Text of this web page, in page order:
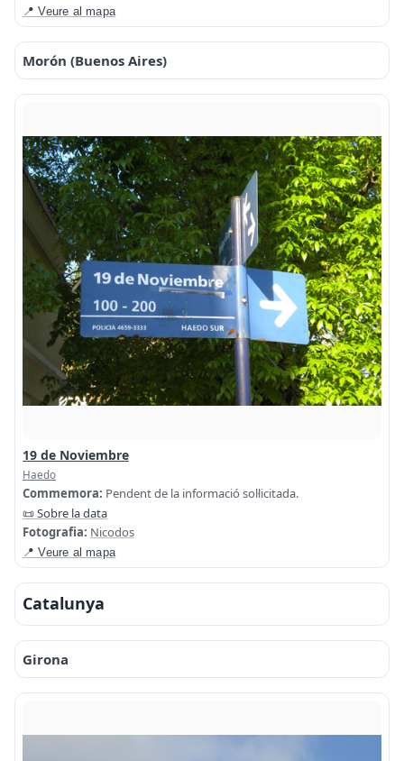
📍 Veure al mapa
Morón (Buenos Aires)
19 de Noviembre
Haedo
Commemora: Pendent de la informació sol·licitada.
📜 Sobre la data
Fotografia: Nicodos
📍 Veure al mapa
Catalunya
Girona